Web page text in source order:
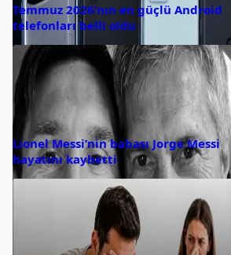
Temmuz 2026’nın en güçlü Android
telefonları belli oldu
Lionel Messi’nin babası Jorge Messi
hayatını kaybetti